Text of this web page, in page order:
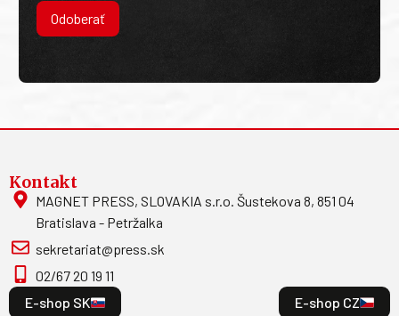
Odoberať
Kontakt
MAGNET PRESS, SLOVAKIA s.r.o. Šustekova 8, 851 04
Bratislava - Petržalka
sekretariat@press.sk
02/67 20 19 11
E-shop SK
E-shop CZ